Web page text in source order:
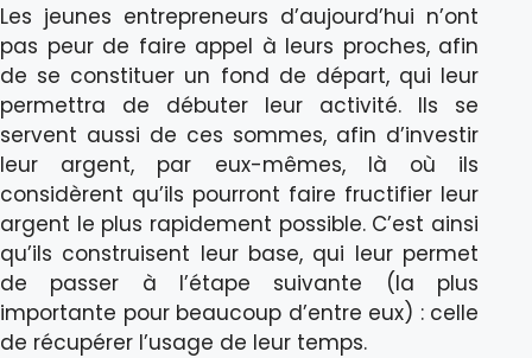
Les jeunes entrepreneurs d’aujourd’hui n’ont
pas peur de faire appel à leurs proches, afin
de se constituer un fond de départ, qui leur
permettra de débuter leur activité. Ils se
servent aussi de ces sommes, afin d’investir
leur argent, par eux-mêmes, là où ils
considèrent qu’ils pourront faire fructifier leur
argent le plus rapidement possible. C’est ainsi
qu’ils construisent leur base, qui leur permet
de passer à l’étape suivante (la plus
importante pour beaucoup d’entre eux) : celle
de récupérer l’usage de leur temps.